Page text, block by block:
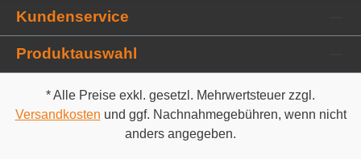
Kundenservice
Produktauswahl
* Alle Preise exkl. gesetzl. Mehrwertsteuer zzgl.
Versandkosten und ggf. Nachnahmegebühren, wenn nicht
anders angegeben.